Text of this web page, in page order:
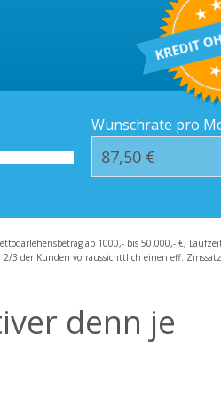
Häufige
Wunschrate pro
ab 1000,- bis 50.000,- €,
der Kunden vorraussichttlich einen eff.
denn je